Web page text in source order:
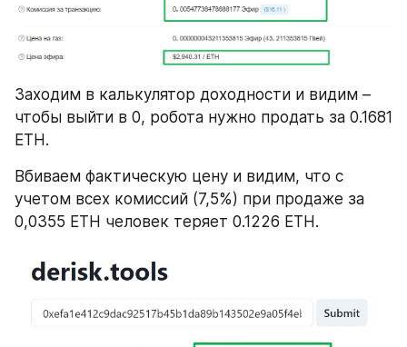
Заходим в калькулятор доходности и видим –
чтобы выйти в 0, робота нужно продать за 0.1681
ETH.
Вбиваем фактическую цену и видим, что с
учетом всех комиссий (7,5%) при продаже за
0,0355 ETH человек теряет 0.1226 ETH.